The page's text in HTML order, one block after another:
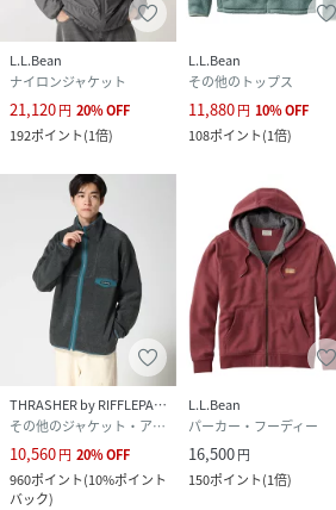
L.L.Bean
ナイロンジャケット
21,120円 20%OFF
192ポイント(1倍)
L.L.Bean
その他のトップス
11,880円 10%OFF
108ポイント(1倍)
THRASHER by RIFFLEPAGE
その他のジャケット・アウター
10,560円 20%OFF
960ポイント(10%ポイント
バック)
L.L.Bean
パーカー・フーディー
16,500円
150ポイント(1倍)